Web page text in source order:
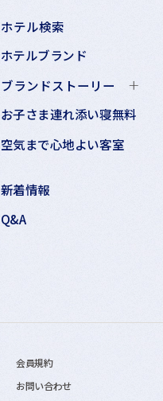
ホテル検索
ホテルブランド
ブランドストーリー
お子さま連れ添い寝無料
空気まで心地よい客室
新着情報
Q&A
会員規約
お問い合わせ